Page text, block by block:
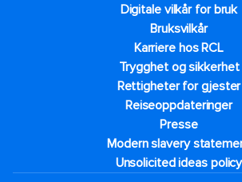
Digitale vilkår for bruk
Bruksvilkår
Karriere hos RCL
Trygghet og sikkerhet​
Rettigheter for gjester
Reiseoppdateringer
Presse
Modern slavery
Unsolicited ideas policy